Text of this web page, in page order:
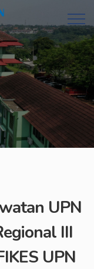
UPN
III
UPN